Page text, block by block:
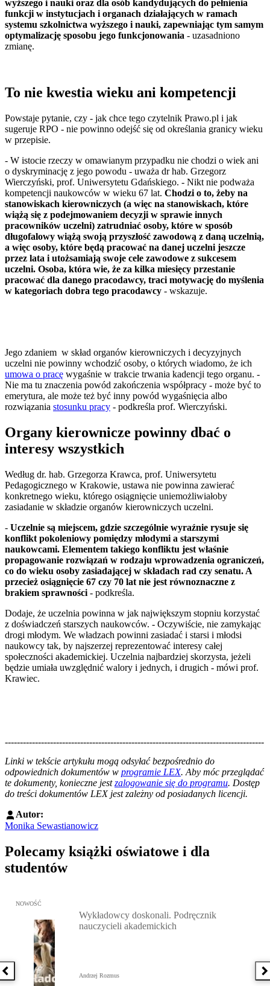
wyższego i nauki oraz dla osób kandydujących do pełnienia
funkcji w instytucjach i organach działających w ramach
systemu szkolnictwa wyższego i nauki, zapewniając tym samym
optymalizację sposobu jego funkcjonowania - uzasadniono
zmianę.
To nie kwestia wieku ani kompetencji
Powstaje pytanie, czy - jak chce tego czytelnik Prawo.pl i jak
sugeruje RPO - nie powinno odejść się od określania granicy wieku
w przepisie.
- W istocie rzeczy w omawianym przypadku nie chodzi o wiek ani
o dyskryminację z jego powodu - uważa dr hab. Grzegorz
Wierczyński, prof. Uniwersytetu Gdańskiego. - Nikt nie podważa
kompetencji naukowców w wieku 67 lat. Chodzi o to, żeby na
stanowiskach kierowniczych (a więc na stanowiskach, które
wiążą się z podejmowaniem decyzji w sprawie innych
pracowników uczelni) zatrudniać osoby, które w sposób
długofalowy wiążą swoją przyszłość zawodową z daną uczelnią,
a więc osoby, które będą pracować na danej uczelni jeszcze
przez lata i utożsamiają swoje cele zawodowe z sukcesem
uczelni. Osoba, która wie, że za kilka miesięcy przestanie
pracować dla danego pracodawcy, traci motywację do myślenia
w kategoriach dobra tego pracodawcy - wskazuje.
Jego zdaniem w skład organów kierowniczych i decyzyjnych
uczelni nie powinny wchodzić osoby, o których wiadomo, że ich
umowa o pracę wygaśnie w trakcie trwania kadencji tego organu. -
Nie ma tu znaczenia powód zakończenia współpracy - może być to
emerytura, ale może też być inny powód wygaśnięcia albo
rozwiązania stosunku pracy - podkreśla prof. Wierczyński.
Organy kierownicze powinny dbać o
interesy wszystkich
Według dr. hab. Grzegorza Krawca, prof. Uniwersytetu
Pedagogicznego w Krakowie, ustawa nie powinna zawierać
konkretnego wieku, którego osiągnięcie uniemożliwiałoby
zasiadanie w składzie organów kierowniczych uczelni.
- Uczelnie są miejscem, gdzie szczególnie wyraźnie rysuje się
konflikt pokoleniowy pomiędzy młodymi a starszymi
naukowcami. Elementem takiego konfliktu jest właśnie
propagowanie rozwiązań w rodzaju wprowadzenia ograniczeń,
co do wieku osoby zasiadającej w składach rad czy senatu. A
przecież osiągnięcie 67 czy 70 lat nie jest równoznaczne z
brakiem sprawności - podkreśla.
Dodaje, że uczelnia powinna w jak największym stopniu korzystać
z doświadczeń starszych naukowców. - Oczywiście, nie zamykając
drogi młodym. We władzach powinni zasiadać i starsi i młodsi
naukowcy tak, by najszerzej reprezentować interesy całej
społeczności akademickiej. Uczelnia najbardziej skorzysta, jeżeli
będzie umiała uwzględnić walory i jednych, i drugich - mówi prof.
Krawiec.
--------------------------------------------------------------------------------------
Linki w tekście artykułu mogą odsyłać bezpośrednio do
odpowiednich dokumentów w programie LEX. Aby móc przeglądać
te dokumenty, konieczne jestzalogowanie się do programu. Dostęp
do treści dokumentów LEX jest zależny od posiadanych licencji.
Autor:
Monika Sewastianowicz
Polecamy książki oświatowe i dla
studentów
Poprzednia książka
Przejdź do: Wykładowcy doskonali. Podręcznik nauczycieli
NOWOŚĆ
Wykładowcy doskonali. Podręcznik
nauczycieli akademickich
Andrzej Rozmus